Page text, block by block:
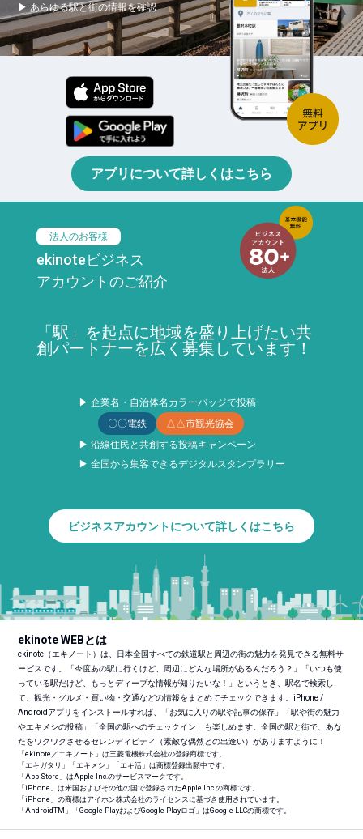
▶ あらゆる駅と街の情報を確認
アプリについて詳しくはこちら
法人のお客様
ekinoteビジネス
アカウントのご紹介
「駅」を起点に地域を盛り上げたい共
創パートナーを広く募集しています！
▶ 企業名・自治体名カラーバッジで投稿
〇〇電鉄
△△市観光協会
▶ 沿線住民と共創する投稿キャンペーン
▶ 全国から集客できるデジタルスタンプラリー
ビジネスアカウントについて詳しくはこちら
ekinote WEBとは
ekinote（エキノート）は、日本全国すべての鉄道駅と周辺の街の魅力を発見できる無料サ
ービスです。「今度あの駅に行くけど、周辺にどんな場所があるんだろう？」「いつも使
っている駅だけど、もっとディープな情報が知りたいな！」というとき、駅名で検索し
て、観光・グルメ・買い物・交通などの情報をまとめてチェックできます。iPhone /
Androidアプリをインストールすれば、「お気に入りの駅や記事の保存」「駅や街の魅力
やエキメシの投稿」「全国の駅へのチェックイン」も楽しめます。全国の駅と街で、あな
たをワクワクさせるセレンディピティ（素敵な偶然との出逢い）がありますように！
「ekinote／エキノート」は三菱電機株式会社の登録商標です。
「エキガタリ」「エキメシ」「エキ活」は商標登録出願中です。
「App Store」はApple Inc.のサービスマークです。
「iPhone」は米国およびその他の国で登録されたApple Inc.の商標です。
「iPhone」の商標はアイホン株式会社のライセンスに基づき使用されています。
「AndroidTM 」「Google PlayおよびGoogle Playロゴ」はGoogle LLCの商標です。